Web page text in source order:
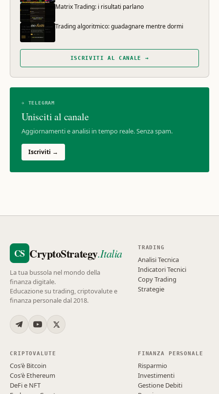
Matrix Trading: i risultati parlano
Trading algoritmico: guadagnare mentre dormi
ISCRIVITI AL CANALE →
✈ TELEGRAM
Unisciti al canale
Aggiornamenti e analisi in tempo reale. Senza spam.
Iscriviti →
CS CryptoStrategy.Italia
La tua bussola nel mondo della
finanza digitale.
Educazione su trading, criptovalute e
finanza personale dal 2018.
TRADING
Analisi Tecnica
Indicatori Tecnici
Copy Trading
Strategie
CRIPTOVALUTE
Cos'è Bitcoin
Cos'è Ethereum
DeFi e NFT
FINANZA PERSONALE
Risparmio
Investimenti
Gestione Debiti